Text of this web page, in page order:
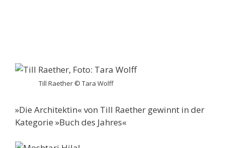
Till Raether © Tara Wolff
»Die Architektin« von Till Raether gewinnt in der
Kategorie »Buch des Jahres«